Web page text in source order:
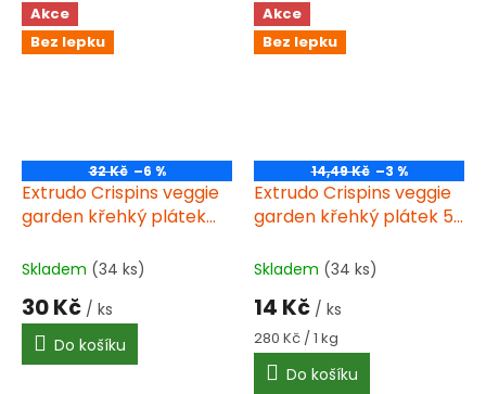
čočkové a hrachové mouky
s přírodními bylinkami....
Akce
Bez lepku
32 Kč –6 %
Extrudo Crispins veggie
garden křehký plátek
Skladem (34 ks)
30 Kč / ks
Do košíku
Akce
Bez lepku
14,49 Kč –3 %
Extrudo Crispins veggie
garden křehký plátek 50
Skladem (34 ks)
14 Kč / ks
Měrná
cena:
280 Kč / 1 kg
Do košíku